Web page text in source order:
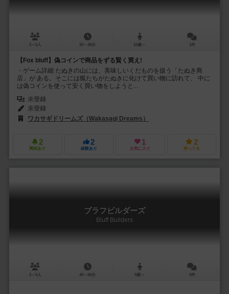
3～5人 20～40分 10歳～ 1件
【Fox bluff】偽コインで商品をずる賢く買え!
・ゲーム詳細 たぬきの山には、美味しいくだものを扱う「たぬき商
店」が ある。そこには狐たちがたぬきに化けて買い物に訪れて、 中に
は偽コインを使って安く買い物をしようと...
未登録
未登録
ワカサギドリームズ（Wakasagi Dreams）
2
興味あり
2
経験あり
1
お気に入り
2
持ってる
ブラフビルダーズ
Bluff Builders
2～5人 40～60分 9歳～ 0件